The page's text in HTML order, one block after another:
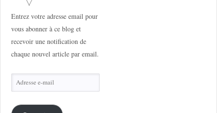
Entrez votre adresse email pour
vous abonner à ce blog et
recevoir une notification de
chaque nouvel article par email.
Adresse
e-
mail